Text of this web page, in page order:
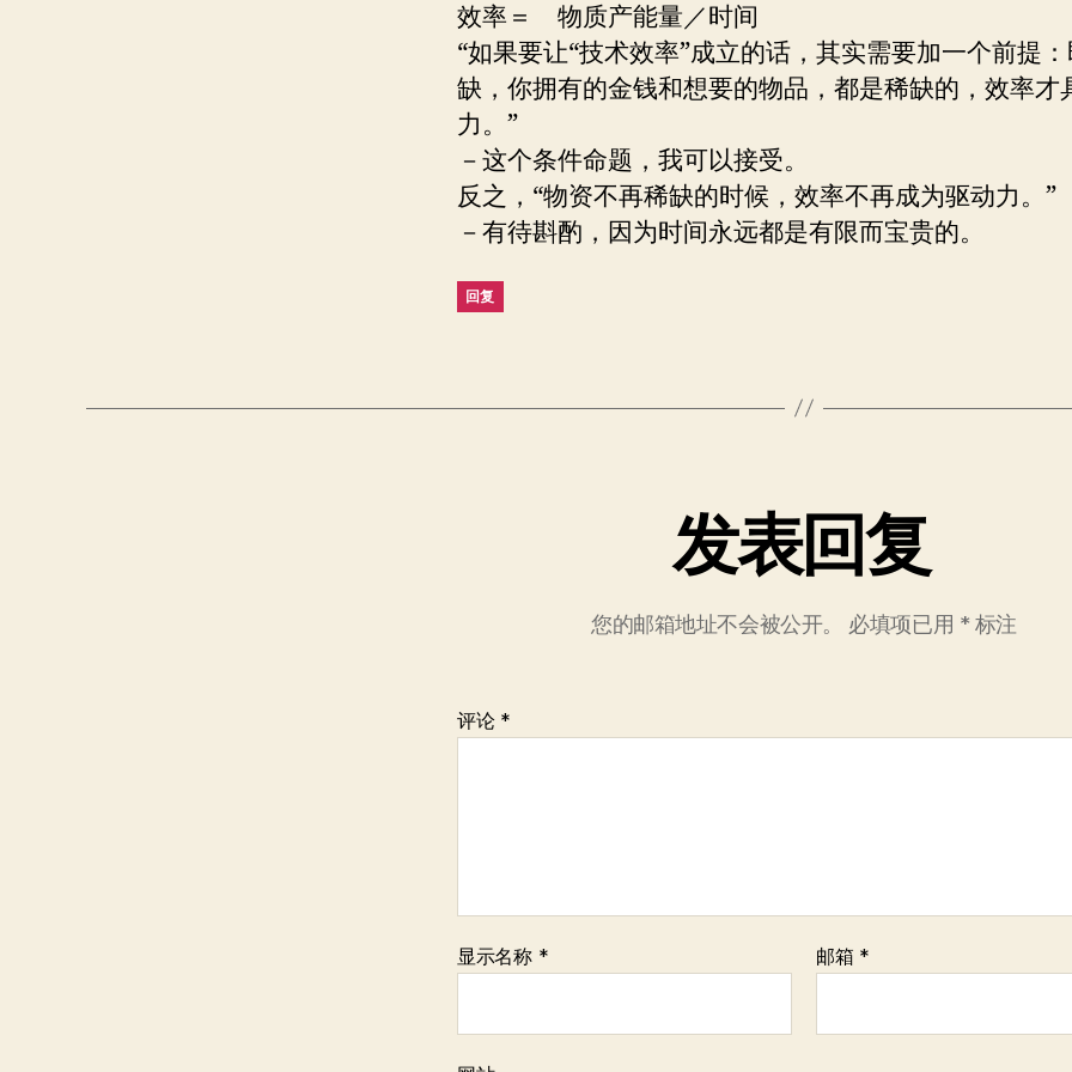
效率＝ 物质产能量／时间
“如果要让“技术效率”成立的话，其实需要加一个前提
缺，你拥有的金钱和想要的物品，都是稀缺的，效率才
力。”
－这个条件命题，我可以接受。
反之，“物资不再稀缺的时候，效率不再成为驱动力。”
－有待斟酌，因为时间永远都是有限而宝贵的。
回复
发表回复
您的邮箱地址不会被公开。 必填项已用 * 标注
评论 *
显示名称 * 邮箱 *